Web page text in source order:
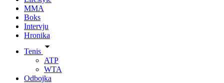
MMA
Boks
Intervju
Hronika
Tenis
ATP
WTA
Odbojka